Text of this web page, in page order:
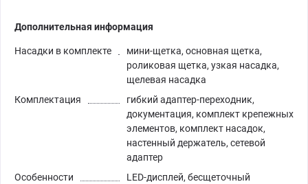
Дополнительная информация
Насадки в комплекте
мини-щетка, основная щетка,
роликовая щетка, узкая насадка,
щелевая насадка
Комплектация
гибкий адаптер-переходник,
документация, комплект крепежных
элементов, комплект насадок,
настенный держатель, сетевой
адаптер
Особенности
LED-дисплей, бесщеточный